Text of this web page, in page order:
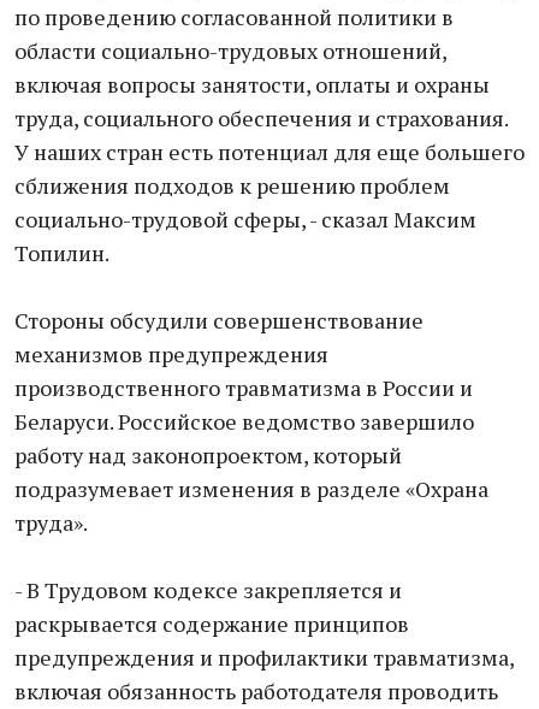
по проведению согласованной политики в
области социально-трудовых отношений,
включая вопросы занятости, оплаты и охраны
труда, социального обеспечения и страхования.
У наших стран есть потенциал для еще большего
сближения подходов к решению проблем
социально-трудовой сферы, - сказал Максим
Топилин.
Стороны обсудили совершенствование
механизмов предупреждения
производственного травматизма в России и
Беларуси. Российское ведомство завершило
работу над законопроектом, который
подразумевает изменения в разделе «Охрана
труда».
- В Трудовом кодексе закрепляется и
раскрывается содержание принципов
предупреждения и профилактики травматизма,
включая обязанность работодателя проводить